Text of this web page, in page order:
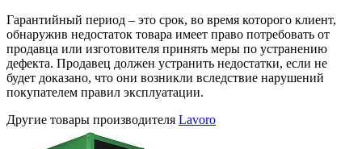
Гарантийный период – это срок, во время которого клиент,
обнаружив недостаток товара имеет право потребовать от
продавца или изготовителя принять меры по устранению
дефекта. Продавец должен устранить недостатки, если не
будет доказано, что они возникли вследствие нарушений
покупателем правил эксплуатации.
Другие товары производителя Lavoro